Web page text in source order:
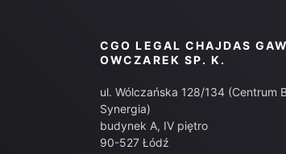
CGO LEGAL CHAJDAS
OWCZAREK SP. K.
ul. Wólczańska 128/134 (Centrum
Synergia)
budynek A, IV piętro
90-527 Łódź